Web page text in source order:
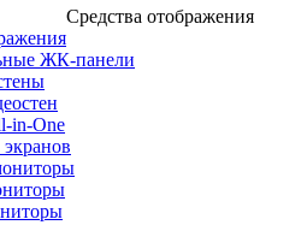
Средства отображения
ЖК-панели
in-One